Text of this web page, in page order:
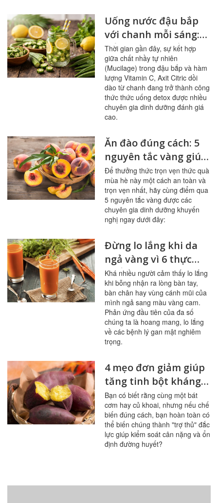
Uống nước đậu bắp
với chanh mỗi sáng:
bổ mạch máu, ổn
đường huyết
Thời gian gần đây, sự kết hợp
giữa chất nhầy tự nhiên
(Mucilage) trong đậu bắp và hàm
lượng Vitamin C, Axit Citric dồi
dào từ chanh đang trở thành công
thức thức uống detox được nhiều
chuyên gia dinh dưỡng đánh giá
cao.
Ăn đào đúng cách: 5
nguyên tắc vàng giúp
sạch mạch máu,
tránh ngộ độc
Để thưởng thức trọn vẹn thức quà
mùa hè này một cách an toàn và
trọn vẹn nhất, hãy cùng điểm qua
5 nguyên tắc vàng được các
chuyên gia dinh dưỡng khuyến
nghị ngay dưới đây:
Đừng lo lắng khi da
ngả vàng vì 6 thực
phẩm này
Khá nhiều người cảm thấy lo lắng
khi bỗng nhận ra lòng bàn tay,
bàn chân hay vùng cánh mũi của
mình ngả sang màu vàng cam.
Phản ứng đầu tiên của đa số
chúng ta là hoang mang, lo lắng
về các bệnh lý gan mật nghiêm
trọng.
4 mẹo đơn giảm giúp
tăng tinh bột kháng
trong bữa ăn
Bạn có biết rằng cùng một bát
cơm hay củ khoai, nhưng nếu chế
biến đúng cách, bạn hoàn toàn có
thể biến chúng thành "trợ thủ" đắc
lực giúp kiểm soát cân nặng và ổn
định đường huyết?